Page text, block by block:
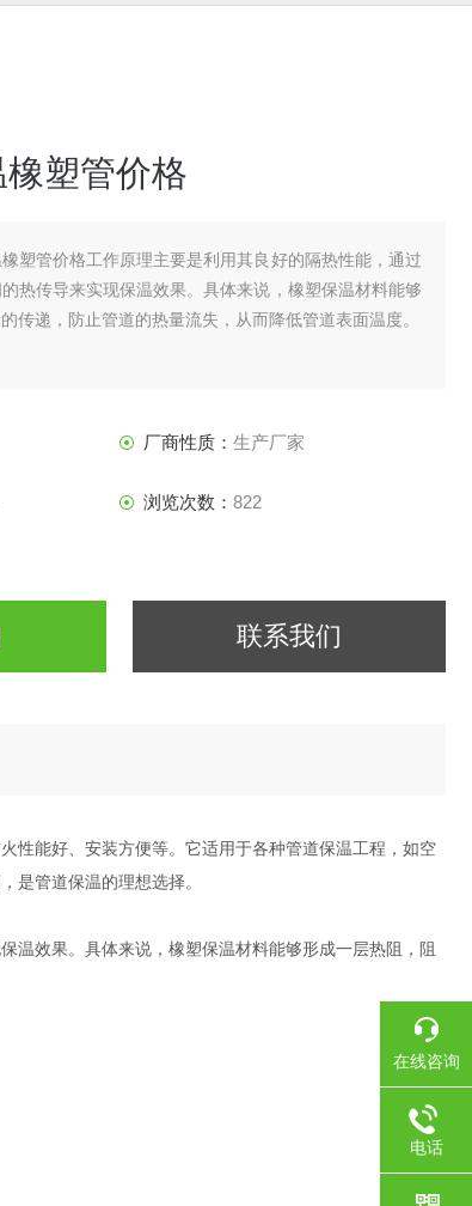
塑管价格
塑管价格工作原理主要是利用其良好的隔热性能，通过
热传导来实现保温效果。具体来说，橡塑保温材料能够
传递，防止管道的热量流失，从而降低管道表面温度。
厂商性质： 生产厂家
浏览次数： 822
联系我们
性能好、安装方便等。它适用于各种管道保温工程，如空
是管道保温的理想选择。
温效果。具体来说，橡塑保温材料能够形成一层热阻，阻
在线咨询
电话